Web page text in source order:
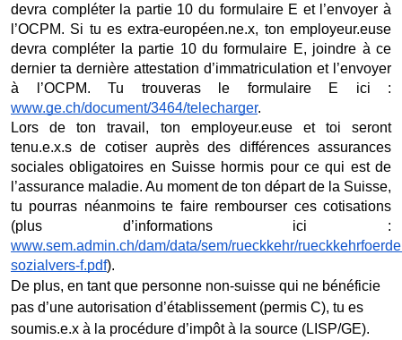
devra compléter la partie 10 du formulaire E et l’envoyer à
l’OCPM. Si tu es extra-européen.ne.x, ton employeur.euse
devra compléter la partie 10 du formulaire E, joindre à ce
dernier ta dernière attestation d’immatriculation et l’envoyer
www.ge.ch/document/3464/telecharger.
Lors de ton travail, ton employeur.euse et toi seront
tenu.e.x.s de cotiser auprès des différences assurances
sociales obligatoires en Suisse hormis pour ce qui est de
l’assurance maladie. Au moment de ton départ de la Suisse,
tu pourras néanmoins te faire rembourser ces cotisations
www.sem.admin.ch/dam/data/sem/rueckkehr/
sozialvers-f.pdf).
De plus, en tant que personne non-suisse qui ne bénéficie
pas d’une autorisation d’établissement (permis C), tu es
soumis.e.x à la procédure d’impôt à la source (LISP/GE).